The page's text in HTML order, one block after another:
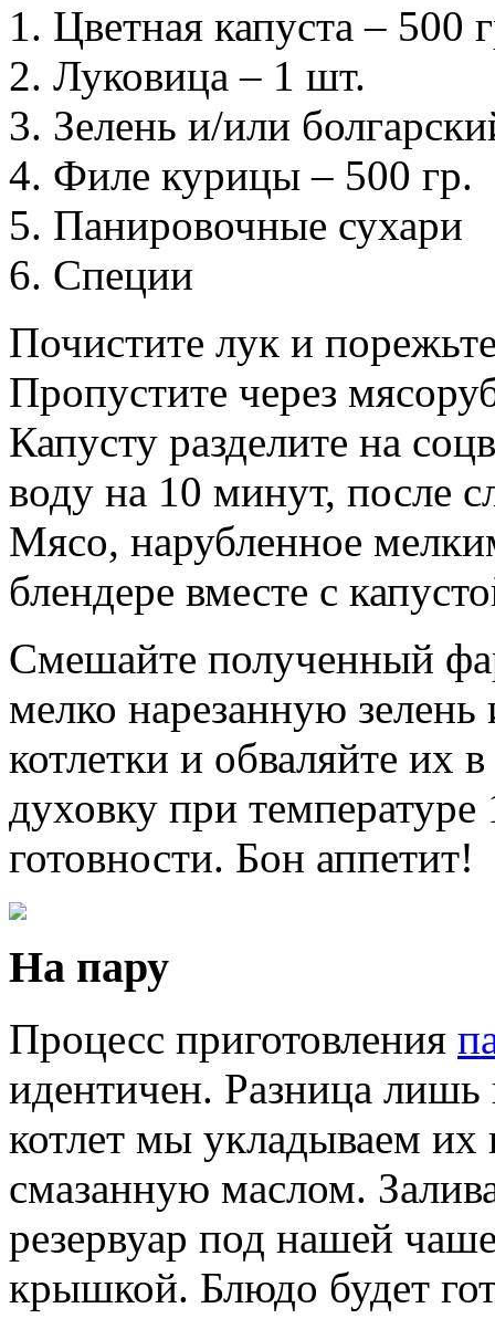
Цветная капуста – 500
Луковица – 1 шт.
Зелень и/или
Филе курицы – 500 гр.
Панировочные сухари
Специи
Почистите лук и
Пропустите через
Капусту разделите на
воду на 10 минут, после
Мясо, нарубленное
блендере вместе с
Смешайте полученный
мелко нарезанную
котлетки и обваляйте их
духовку при
готовности. Бон аппетит!
На пару
Процесс приготовления
идентичен. Разница
котлет мы укладываем их
смазанную маслом.
резервуар под нашей
крышкой. Блюдо будет